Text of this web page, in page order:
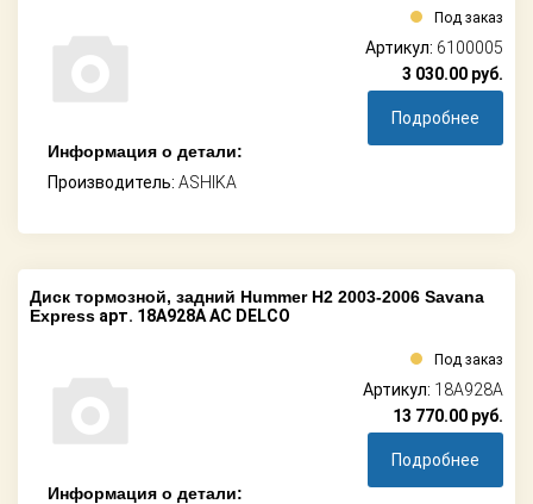
Информация о детали:
Производитель: ASHIKA
Под заказ
Артикул: 6100005
3 030.00 руб.
Подробнее
Диск тормозной, задний Hummer H2 2003-2006 Savana
Express арт. 18A928A AC DELCO
Информация о детали:
Под заказ
Артикул: 18A928A
13 770.00 руб.
Подробнее